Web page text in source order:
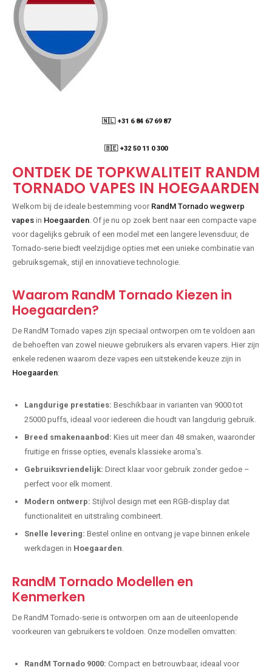
🇳🇱 +31 6 84 67 69 87
🇧🇪 +32 50 11 0 300
ONTDEK DE TOPKWALITEIT RANDM
TORNADO VAPES IN HOEGAARDEN
Welkom bij de ideale bestemming voor RandM Tornado wegwerp
vapes in Hoegaarden . Of je nu op zoek bent naar een compacte vape
voor dagelijks gebruik of een model met een langere levensduur, de
Tornado-serie biedt veelzijdige opties met een unieke combinatie van
gebruiksgemak, stijl en innovatieve technologie.
Waarom RandM Tornado Kiezen in
Hoegaarden?
De RandM Tornado vapes zijn speciaal ontworpen om te voldoen aan
de behoeften van zowel nieuwe gebruikers als ervaren vapers. Hier zijn
enkele redenen waarom deze vapes een uitstekende keuze zijn in
Hoegaarden:
Langdurige prestaties: Beschikbaar in varianten van 9000 tot
25000 puffs, ideaal voor iedereen die houdt van langdurig gebruik.
Breed smakenaanbod: Kies uit meer dan 48 smaken, waaronder
fruitige en frisse opties, evenals klassieke aroma's.
Gebruiksvriendelijk: Direct klaar voor gebruik zonder gedoe –
perfect voor elk moment.
Modern ontwerp: Stijlvol design met een RGB-display dat
functionaliteit en uitstraling combineert.
Snelle levering: Bestel online en ontvang je vape binnen enkele
werkdagen in Hoegaarden
RandM Tornado Modellen en
Kenmerken
De RandM Tornado-serie is ontworpen om aan de uiteenlopende
voorkeuren van gebruikers te voldoen. Onze modellen omvatten:
RandM Tornado 9000: Compact en betrouwbaar, ideaal voor